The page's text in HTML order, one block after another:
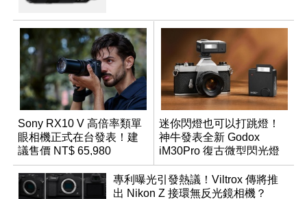
Sony RX10 V 高倍率類單
眼相機正式在台發表！建
議售價 NT$ 65,980
迷你閃燈也可以打跳燈！
神牛發表全新 Godox
iM30Pro 復古微型閃光燈
專利曝光引發熱議！Viltrox 傳將推
出 Nikon Z 接環無反光鏡相機？